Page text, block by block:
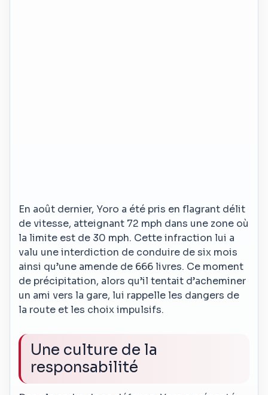
En août dernier, Yoro a été pris en flagrant délit
de vitesse, atteignant 72 mph dans une zone où
la limite est de 30 mph. Cette infraction lui a
valu une interdiction de conduire de six mois
ainsi qu’une amende de 666 livres. Ce moment
de précipitation, alors qu’il tentait d’acheminer
un ami vers la gare, lui rappelle les dangers de
la route et les choix impulsifs.
Une culture de la
responsabilité